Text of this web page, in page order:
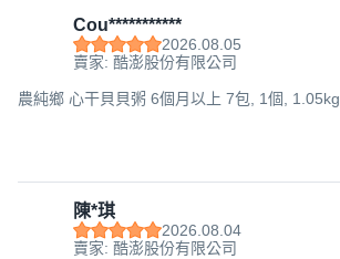
Cou***********
2026.08.05
賣家: 酷澎股份有限公司
農純鄉 心干貝貝粥 6個月以上 7包, 1個, 1.05kg
陳*琪
2026.08.04
賣家: 酷澎股份有限公司